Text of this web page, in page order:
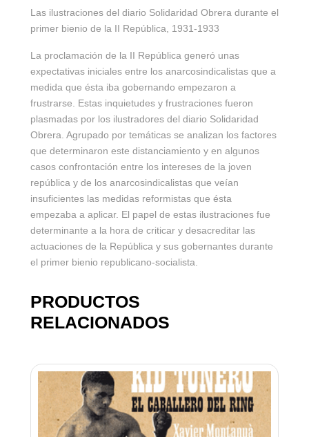
Las ilustraciones del diario Solidaridad Obrera durante el
primer bienio de la II República, 1931-1933
La proclamación de la II República generó unas
expectativas iniciales entre los anarcosindicalistas que a
medida que ésta iba gobernando empezaron a
frustrarse. Estas inquietudes y frustraciones fueron
plasmadas por los ilustradores del diario Solidaridad
Obrera. Agrupado por temáticas se analizan los factores
que determinaron este distanciamiento y en algunos
casos confrontación entre los intereses de la joven
república y de los anarcosindicalistas que veían
insuficientes las medidas reformistas que ésta
empezaba a aplicar. El papel de estas ilustraciones fue
determinante a la hora de criticar y desacreditar las
actuaciones de la República y sus gobernantes durante
el primer bienio republicano-socialista.
PRODUCTOS
RELACIONADOS